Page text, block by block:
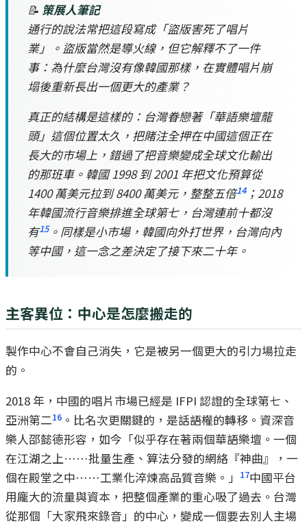
📝 策展人筆記
通行的說法常把這段寫成「盜版害死了唱片
業」。盜版當然是導火線，但它解釋不了一件
事：為什麼台灣沒有像韓國那樣，在實體唱片崩
塌後重新長出一個更大的產業？
真正的結構是這樣的：台灣眷戀著「華語樂壇龍
頭」這個位置太久，把賭注全押在中國這個正在
長大的市場上，錯過了把音樂變成全球文化輸出
的那班車。韓國 1998 到 2001 年把文化預算從
1400 萬美元拉到 8400 萬美元，整整五倍14；2018
年韓國流行音樂排進全球第七，台灣連前十都沒
有15。同樣是小市場，韓國向外打世界，台灣向內
等中國，這一念之差決定了接下來二十年。
主客異位：中心是怎麼搬走的
製作中心不會自己消失，它是被另一個更大的引力場拉走
的。
2018 年，中國的唱片市場已經是 IFPI 認證的全球第七、
亞洲第二16 。比名次更關鍵的，是話語權的轉移。資深音
樂人邵懿德形容，如今「似乎存在著兩個華語樂壇。一個
在江湖之上……批量生產、算法分發的網絡『神曲』，一
個在殿堂之中……工業化淬煉高品質音樂。」
17中國平台
用龐大的流量與資本，把整個產業的重心吸了過去。台灣
從那個「大家飛來錄音」的中心，變成一個要去別人主場